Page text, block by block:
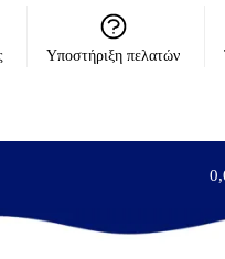
Υποστήριξη πελατών